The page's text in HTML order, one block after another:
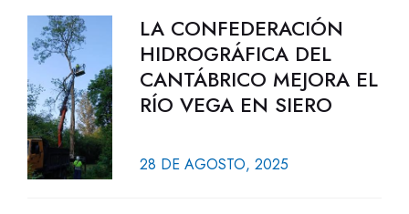
LA CONFEDERACIÓN
HIDROGRÁFICA DEL
CANTÁBRICO MEJORA EL
RÍO VEGA EN SIERO
28 DE AGOSTO, 2025